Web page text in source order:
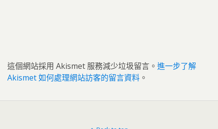
這個網站採用 Akismet 服務減少垃圾留言。 進一步了解
Akismet 如何處理網站訪客的留言資料 。